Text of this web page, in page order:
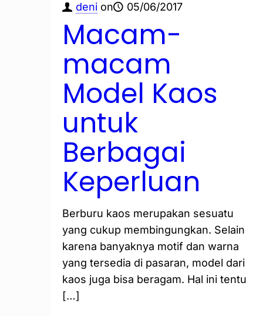
deni on 05/06/2017
Macam-
macam
Model Kaos
untuk
Berbagai
Keperluan
Berburu kaos merupakan sesuatu
yang cukup membingungkan. Selain
karena banyaknya motif dan warna
yang tersedia di pasaran, model dari
kaos juga bisa beragam. Hal ini tentu
[…]